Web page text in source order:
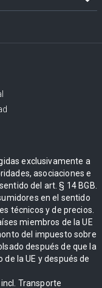
exclusivamente a
asociaciones e
del art. § 14 BGB.
en el sentido
técnicos y de precios.
miembros de la UE
del impuesto sobre
después de que la
la UE y después de
Transporte